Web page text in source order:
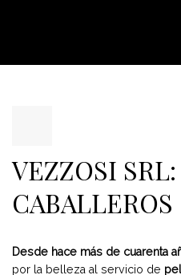
VEZZOSI
CABALLEROS
Desde hace más de cuarenta
por la belleza al servicio de